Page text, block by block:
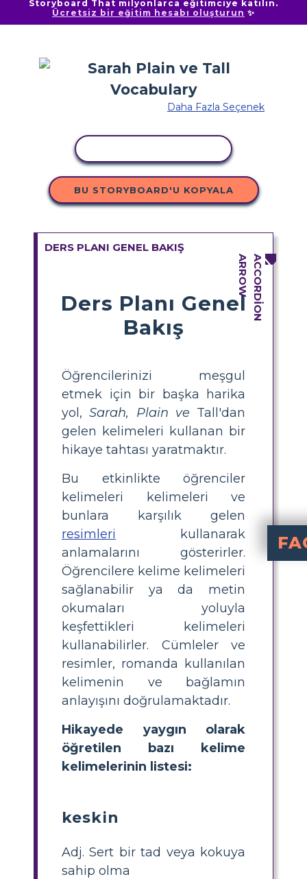
Storyboard That milyonlarca eğitimciye katılın.
Ücretsiz bir eğitim hesabı oluşturun ✨
Daha Fazla Seçenek
BU STORYBOARD'U KOPYALA
DERS PLANI GENEL BAKIŞ
Ders Planı Genel
Bakış
Öğrencilerinizi meşgul
etmek için bir başka harika
yol,Sarah, Plain ve Tall'dan
gelen kelimeleri kullanan bir
hikaye tahtası yaratmaktır.
Bu etkinlikte öğrenciler
kelimeleri kelimeleri ve
bunlara karşılık gelen
resimleri kullanarak
anlamalarını gösterirler.
Öğrencilere kelime kelimeleri
sağlanabilir ya da metin
okumaları yoluyla
keşfettikleri kelimeleri
kullanabilirler. Cümleler ve
resimler, romanda kullanılan
kelimenin ve bağlamın
anlayışını doğrulamaktadır.
Hikayede yaygın olarak
öğretilen bazı kelime
kelimelerinin listesi:
keskin
Adj. Sert bir tad veya kokuya
sahip olma